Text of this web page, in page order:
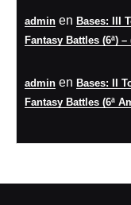
admin en Bases: III
Fantasy Battles (6ª)
admin en Bases: II
Fantasy Battles (6ª